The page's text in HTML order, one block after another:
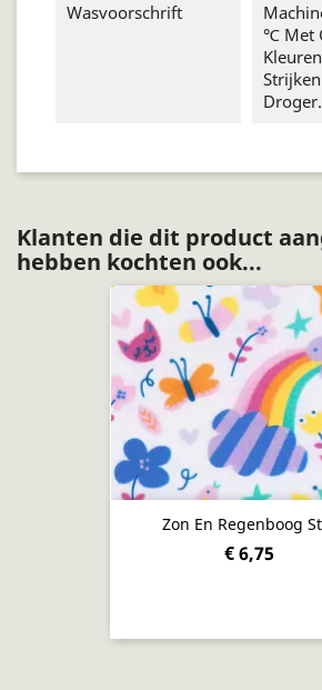
Wasvoorschrift
℃ Met
Droger.
Klanten die dit product
hebben kochten ook...
Zon En Regenboog
€ 6,75